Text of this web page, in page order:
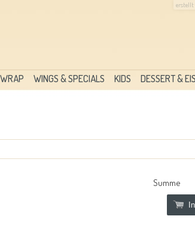
erstellt
WINGS & SPECIALS KIDS DESSERT & EIS
Summe